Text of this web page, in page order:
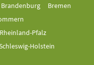
Brandenburg
Bremen
Rheinland-Pfalz
Holstein